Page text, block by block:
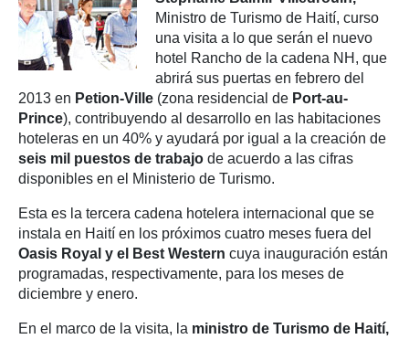
Ministro de Turismo de Haití, curso
una visita a lo que serán el nuevo
hotel Rancho de la cadena NH, que
abrirá sus puertas en febrero del
2013 en Petion-Ville (zona residencial de Port-au-
Prince), contribuyendo al desarrollo en las habitaciones
hoteleras en un 40% y ayudará por igual a la creación de
seis mil puestos de trabajo de acuerdo a las cifras
disponibles en el Ministerio de Turismo.
Esta es la tercera cadena hotelera internacional que se
instala en Haití en los próximos cuatro meses fuera del
Oasis Royal y el Best Western cuya inauguración están
programadas, respectivamente, para los meses de
diciembre y enero.
En el marco de la visita, la ministro de Turismo de Haití,